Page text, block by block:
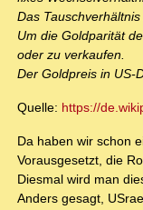
Das
Um die Goldparität
oder zu verkaufen.
Der Goldpreis in US-
Quelle: https://
Da haben wir schon
Vorausgesetzt, die
Diesmal wird man
Anders gesagt,